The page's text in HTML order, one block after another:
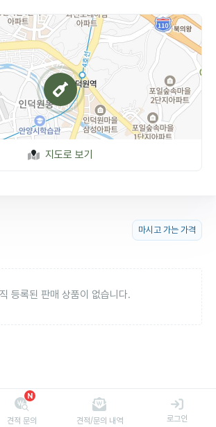
지도로 보기
마시고 가는 가격
등록된 판매 상품이 없습니다.
N
견적 문의 견적/문의 내역 로그인